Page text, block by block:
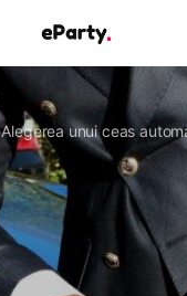
Alegerea unui ceas